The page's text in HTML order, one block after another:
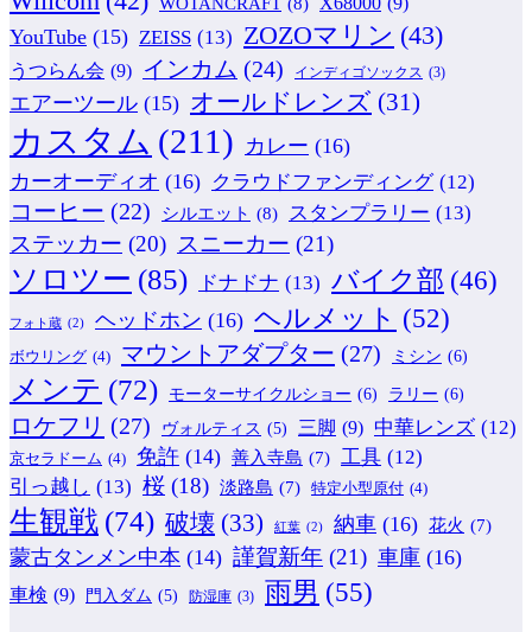
YouTube (15) ZEISS (13) ZOZOマリン (43)
うつらん会 (9) インカム (24) インディゴソックス (3)
エアーツール (15) オールドレンズ (31)
カスタム (211) カレー (16)
カーオーディオ (16) クラウドファンディング (12)
コーヒー (22) シルエット (8) スタンプラリー (13)
ステッカー (20) スニーカー (21)
ソロツー (85) ドナドナ (13) バイク部 (46)
フォト蔵 (2) ヘッドホン (16) ヘルメット (52)
ボウリング (4) マウントアダプター (27) ミシン (6)
メンテ (72) モーターサイクルショー (6) ラリー (6)
ロケフリ (27) ヴォルティス (5) 三脚 (9) 中華レンズ (12)
京セラドーム (4) 免許 (14) 善入寺島 (7) 工具 (12)
引っ越し (13) 桜 (18) 淡路島 (7) 特定小型原付 (4)
生観戦 (74) 破壊 (33) 紅葉 (2) 納車 (16) 花火 (7)
蒙古タンメン中本 (14) 謹賀新年 (21) 車庫 (16)
車検 (9) 門入ダム (5) 防湿庫 (3) 雨男 (55)